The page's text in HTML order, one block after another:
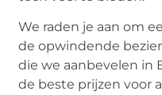
We raden je aan om
de opwindende
die we aanbevelen in
de beste prijzen voor